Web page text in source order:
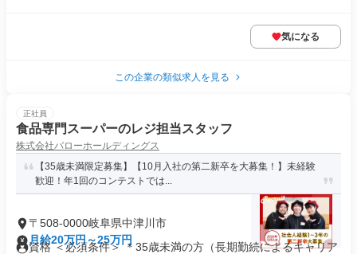
気になる
この企業の類似求人を見る
正社員
食品専門スーパーのレジ担当スタッフ
株式会社バローホールディングス
【35歳未満限定募集】【10月入社の第二新卒を大募集！】未経験
歓迎！年1回のコンテストでは...
〒508-0000岐阜県中津川市
月給20万円～25万円
資格 ＜必須条件＞ ＊35歳未満の方（長期勤続によるキャリア